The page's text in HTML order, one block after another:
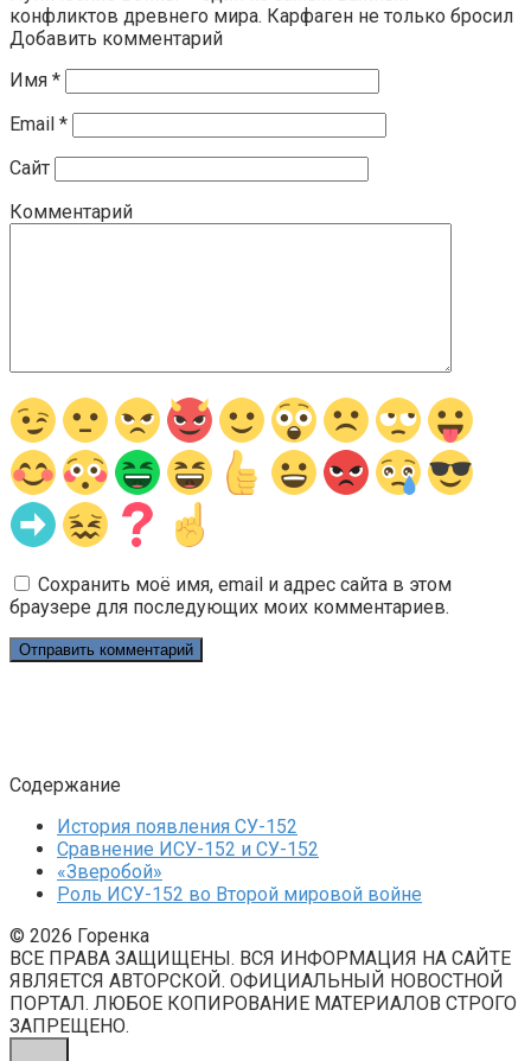
конфликтов древнего мира. Карфаген не только бросил
Добавить комментарий
Имя *
Email *
Сайт
Комментарий
Сохранить моё имя, email и адрес сайта в этом
браузере для последующих моих комментариев.
Содержание
История появления СУ-152
Сравнение ИСУ-152 и СУ-152
«Зверобой»
Роль ИСУ-152 во Второй мировой войне
© 2026 Горенка
ВСЕ ПРАВА ЗАЩИЩЕНЫ. ВСЯ ИНФОРМАЦИЯ НА САЙТЕ
ЯВЛЯЕТСЯ АВТОРСКОЙ. ОФИЦИАЛЬНЫЙ НОВОСТНОЙ
ПОРТАЛ. ЛЮБОЕ КОПИРОВАНИЕ МАТЕРИАЛОВ СТРОГО
ЗАПРЕЩЕНО.